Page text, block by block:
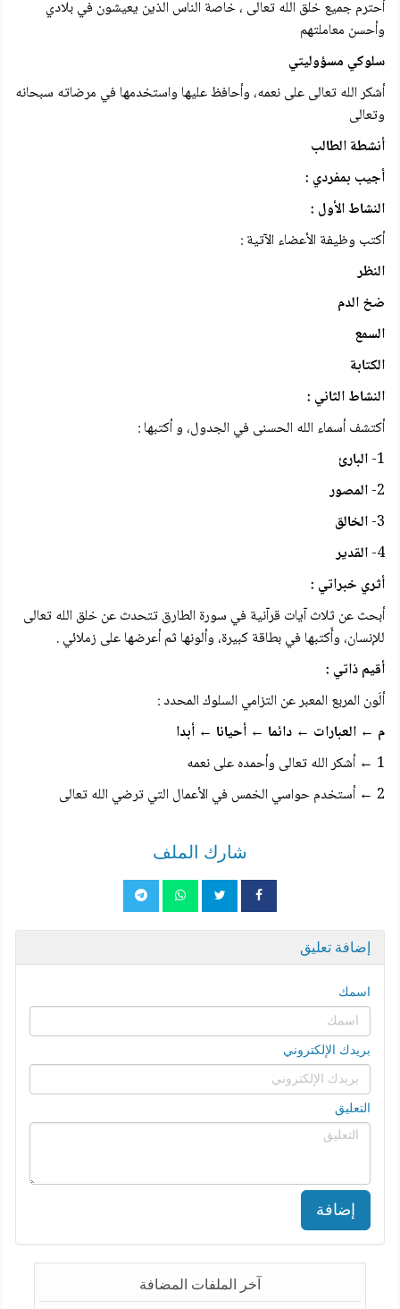
أحترم جميع خلق الله تعالى ، خاصة الناس الذين يعيشون في بلادي
وأحسن معاملتهم
سلوكي مسؤوليتي
أشكر الله تعالى على نعمه، وأحافظ عليها واستخدمها في مرضاته سبحانه
وتعالى
أنشطة الطالب
أجيب بمفردي :
النشاط الأول :
أكتب وظيفة الأعضاء الآتية :
النظر
ضخ الدم
السمع
الكتابة
النشاط الثاني :
أكتشف أسماء الله الحسنى في الجدول، و أكتبها :
1- البارئ
2- المصور
3- الخالق
4- القدير
أثري خبراتي :
أبحث عن ثلاث آيات قرآنية في سورة الطارق تتحدث عن خلق الله تعالى
للإنسان، وأَكتبها في بطاقة كبيرة، وألونها ثم أعرضها على زملائي .
أقيم ذاتي :
ألَون المربع المعبر عن التزامي السلوك المحدد :
م ← العبارات ← دائما ← أحيانا ← أبدا
1 ← أشكر الله تعالى وأحمده على نعمه
2 ← أستخدم حواسي الخمس في الأعمال التي ترضي الله تعالى
شارك الملف
إضافة تعليق
اسمك
بريدك الإلكتروني
التعليق
إضافة
آخر الملفات المضافة